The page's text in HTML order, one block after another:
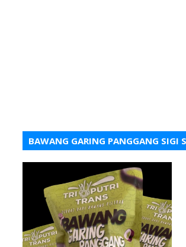
BAWANG GARING PANGGANG SIGI